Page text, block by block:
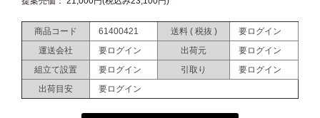
商品コード 61400421 送料 ( 税抜 )
要ログイン
運送会社
要ログイン 出荷元
要ログイン
組立て設置
要ログイン 引取り
要ログイン
出荷目安
要ログイン